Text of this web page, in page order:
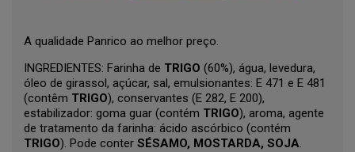
A qualidade Panrico ao melhor preço.
INGREDIENTES: Farinha de TRIGO (60%), água, levedura,
óleo de girassol, açúcar, sal, emulsionantes: E 471 e E 481
(contêm TRIGO), conservantes (E 282, E 200),
estabilizador: goma guar (contém TRIGO), aroma, agente
de tratamento da farinha: ácido ascórbico (contém
TRIGO). Pode conter SÉSAMO, MOSTARDA, SOJA.